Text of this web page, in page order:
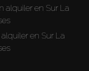
alquiler en Sur La
en Sur La